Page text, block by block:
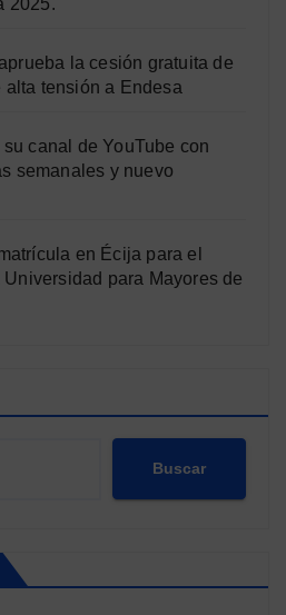
la cesión gratuita de
tensión a Endesa
canal de YouTube con
semanales y nuevo
en Écija para el
para Mayores de
Buscar